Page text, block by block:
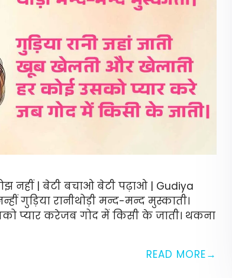
नहीं | बेटी बचाओ बेटी पढ़ाओ | Gudiya
गुड़िया रानीथोड़ी मन्द-मन्द मुस्काती।
प्यार करेजब गोद में किसी के जाती। थकना
READ MORE